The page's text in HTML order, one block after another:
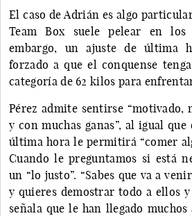
El caso de Adrián es algo
Team Box suele pelear en
embargo, un ajuste de última
forzado a que el conquense
categoría de 62 kilos para
Pérez admite sentirse “motivado,
y con muchas ganas”, al igual
última hora le permitirá “comer
Cuando le preguntamos si está
un “lo justo”. “Sabes que va a
y quieres demostrar todo a ellos
señala que le han llegado